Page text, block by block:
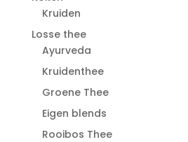
Kruiden
Losse thee
Ayurveda
Kruidenthee
Groene Thee
Eigen blends
Rooibos Thee